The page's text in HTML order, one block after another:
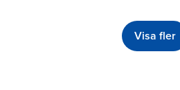
Visa fler